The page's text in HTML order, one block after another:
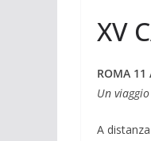
XV
ROMA 11
Un
A